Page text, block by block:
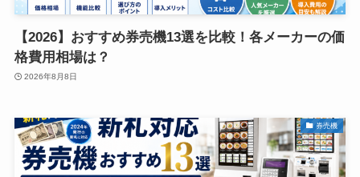
【2026】おすすめ券売機13選を比較！各メーカーの価
格費用相場は？
2026年8月8日
券売機